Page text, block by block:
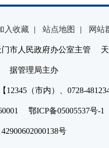
入收藏 | 站点地图 | 网站
市人民政府办公室主管 天
据管理局主办
12345（市内）、0728-
鄂ICP备05005537号
42900602000138号